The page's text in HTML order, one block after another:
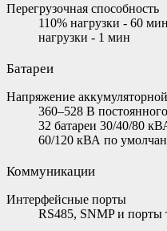
Перегрузочная способность
110% нагрузки - 60
нагрузки - 1 мин
Батареи
Напряжение
360–528 В
32 батареи 30/40/80
60/120 кВА по
Коммуникации
Интерфейсные порты
RS485, SNMP и порты